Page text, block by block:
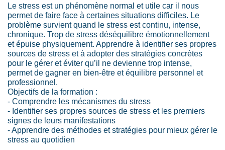
Le stress est un phénomène normal et utile car il nous
permet de faire face à certaines situations difficiles. Le
problème survient quand le stress est continu, intense,
chronique. Trop de stress déséquilibre émotionnellement
et épuise physiquement. Apprendre à identifier ses propres
sources de stress et à adopter des stratégies concrètes
pour le gérer et éviter qu’il ne devienne trop intense,
permet de gagner en bien-être et équilibre personnel et
professionnel.
Objectifs de la formation :
- Comprendre les mécanismes du stress
- Identifier ses propres sources de stress et les premiers
signes de leurs manifestations
- Apprendre des méthodes et stratégies pour mieux gérer le
stress au quotidien